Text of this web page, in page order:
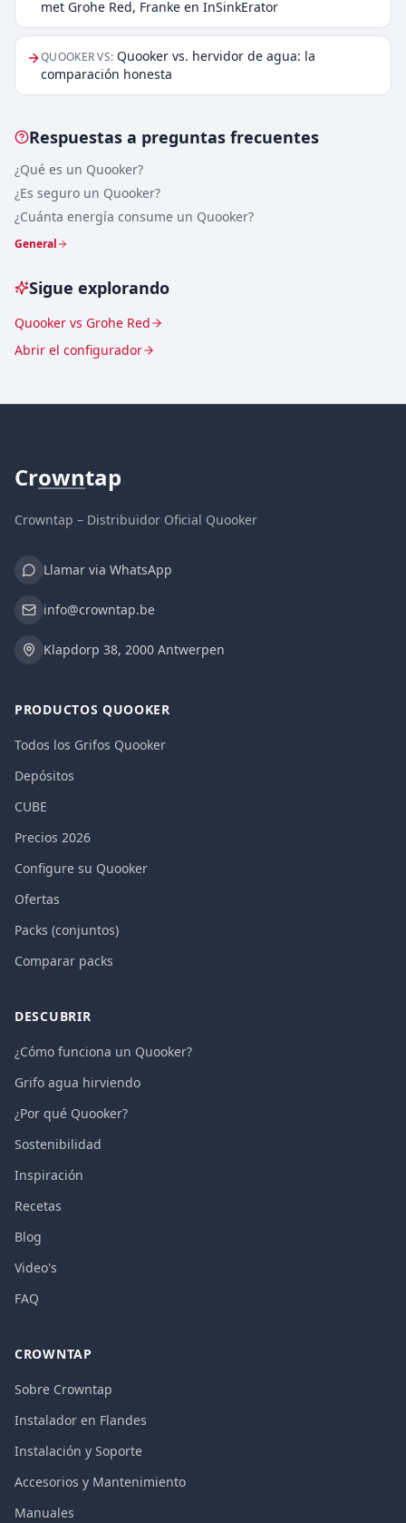
met Grohe Red, Franke en InSinkErator
QUOOKER VS: Quooker vs. hervidor de agua: la
comparación honesta
Respuestas a preguntas frecuentes
¿Qué es un Quooker?
¿Es seguro un Quooker?
¿Cuánta energía consume un Quooker?
General
Sigue explorando
Quooker vs Grohe Red
Abrir el configurador
Crowntap
Crowntap – Distribuidor Oficial Quooker
Llamar via WhatsApp
info@crowntap.be
Klapdorp 38, 2000 Antwerpen
PRODUCTOS QUOOKER
Todos los Grifos Quooker
Depósitos
CUBE
Precios 2026
Configure su Quooker
Ofertas
Packs (conjuntos)
Comparar packs
DESCUBRIR
¿Cómo funciona un Quooker?
Grifo agua hirviendo
¿Por qué Quooker?
Sostenibilidad
Inspiración
Recetas
Blog
Video's
FAQ
CROWNTAP
Sobre Crowntap
Instalador en Flandes
Instalación y Soporte
Accesorios y Mantenimiento
Manuales